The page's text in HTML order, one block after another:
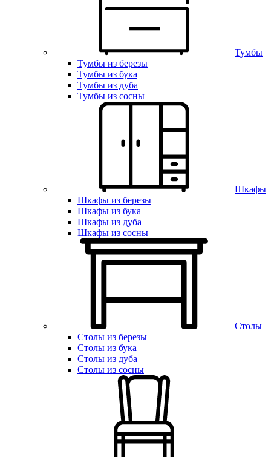
Тумбы
Тумбы из березы
Тумбы из бука
Тумбы из дуба
Тумбы из сосны
Шкафы
Шкафы из березы
Шкафы из бука
Шкафы из дуба
Шкафы из сосны
Столы
Столы из березы
Столы из бука
Столы из дуба
Столы из сосны